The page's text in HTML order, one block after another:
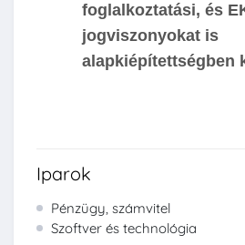
foglalkoztatási, és
jogviszonyokat is
alapkiépítettségben
Iparok
Pénzügy, számvitel
Szoftver és technológia